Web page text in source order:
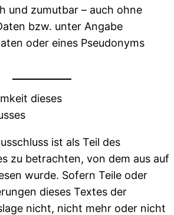
und zumutbar – auch ohne
bzw. unter Angabe
oder eines Pseudonyms
dieses
ist als Teil des
zu betrachten, von dem aus auf
wurde. Sofern Teile oder
dieses Textes der
nicht, nicht mehr oder nicht